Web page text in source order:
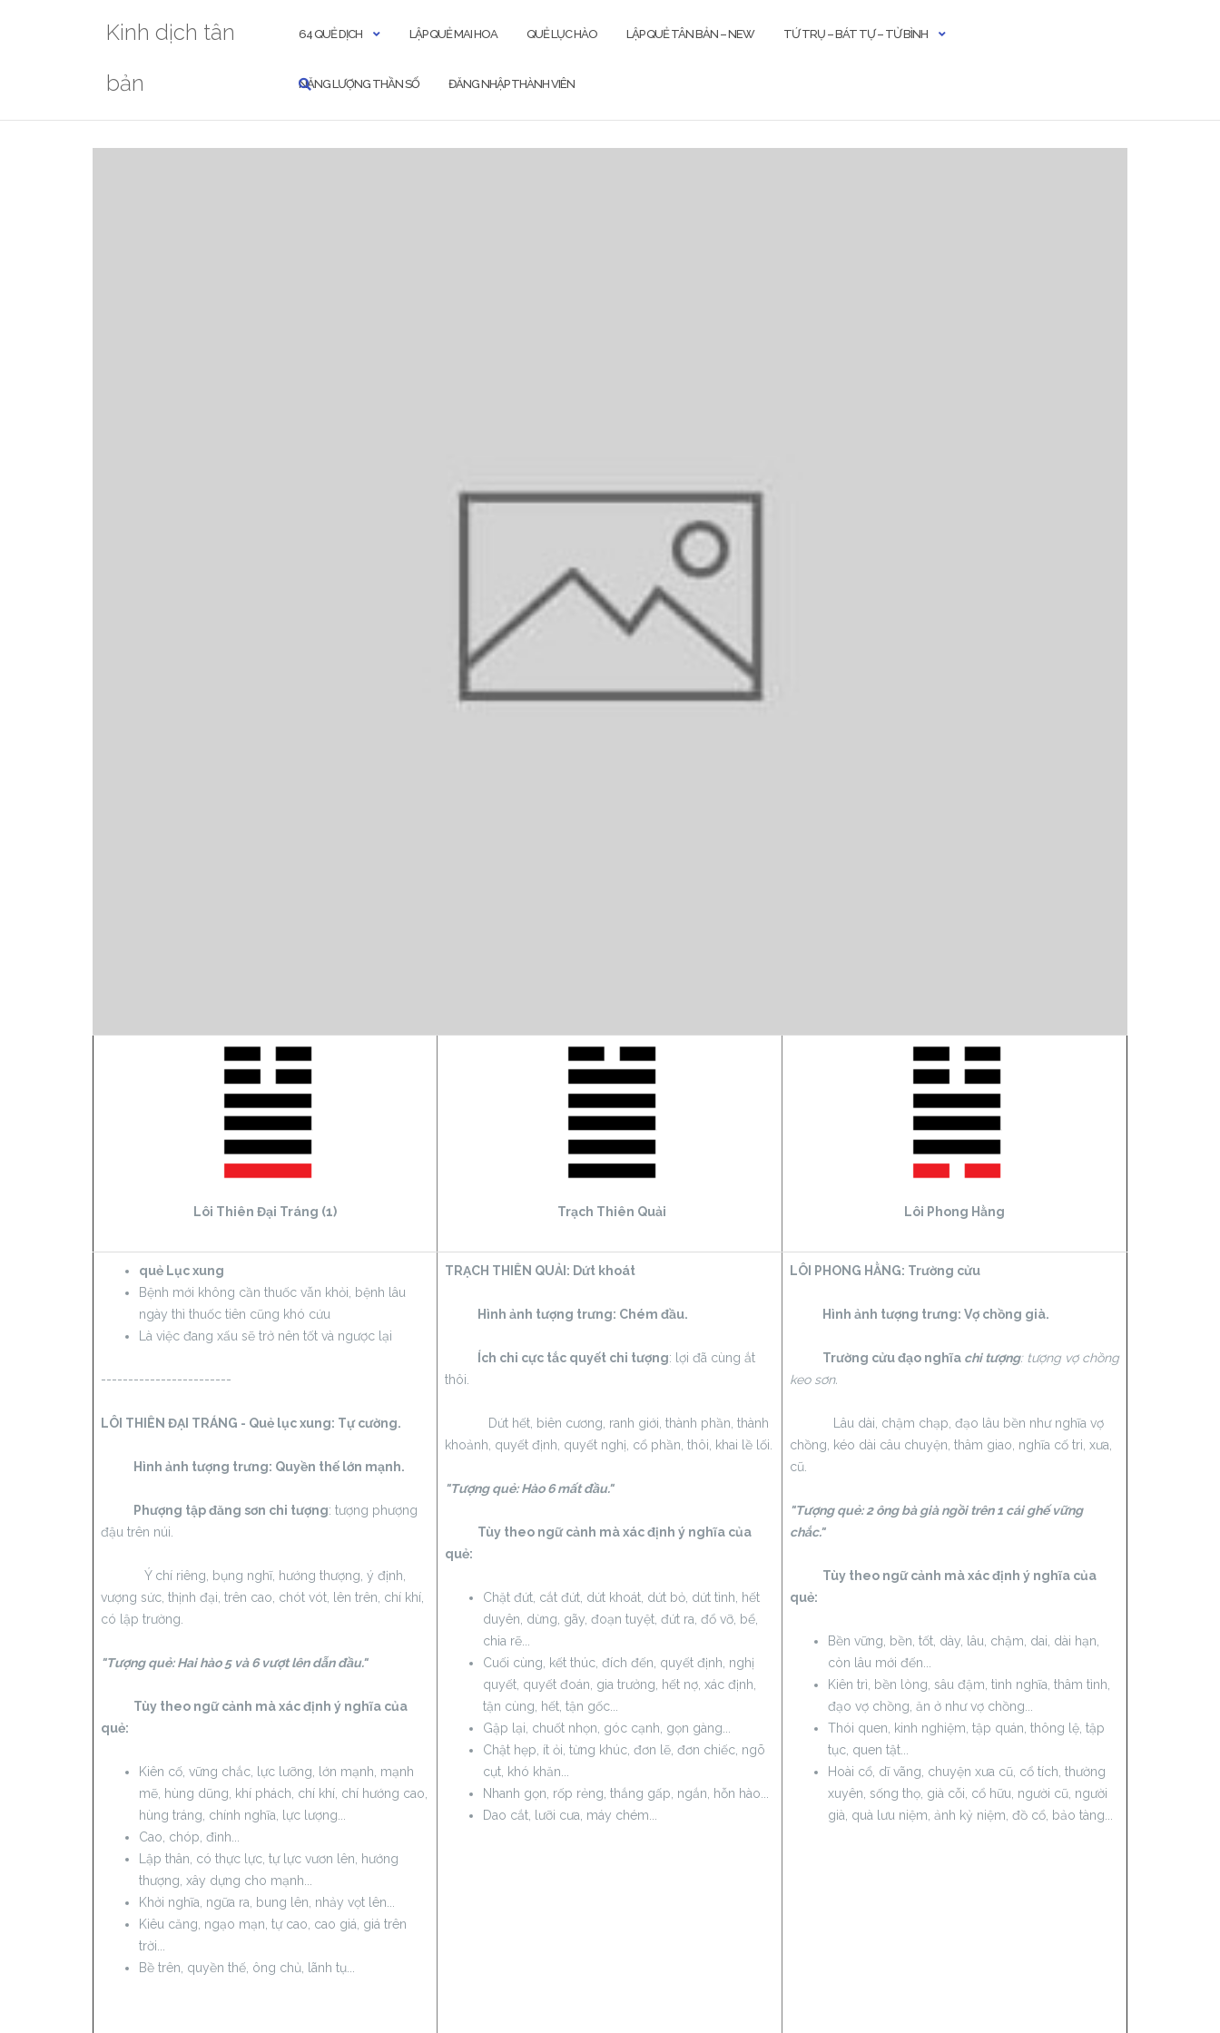
Kinh dịch tân
bản
64 QUẺ DỊCH LẬP QUẺ MAI HOA QUẺ LỤC HÀO LẬP QUẺ TÂN BẢN – NEW TỨ TRỤ – BÁT TỰ – TỬ BÌNH
NĂNG LƯỢNG THẦN SỐ ĐĂNG NHẬP THÀNH VIÊN
Lôi Thiên Đại Tráng (1) Trạch Thiên Quải Lôi Phong Hằng
quẻ Lục xung
Bệnh mới không cần thuốc vẫn khỏi, bệnh lâu
ngày thì thuốc tiên cũng khó cứu
Là việc đang xấu sẽ trở nên tốt và ngược lại
------------------------
LÔI THIÊN ĐẠI TRÁNG - Quẻ lục xung: Tự cường.
Hình ảnh tượng trưng: Quyền thế lớn mạnh.
Phượng tập đăng sơn chi tượng: tượng phượng
đậu trên núi.
Ý chí riêng, bụng nghĩ, hướng thượng, ý định,
vượng sức, thịnh đại, trên cao, chót vót, lên trên, chí khí,
có lập trường.
"Tượng quẻ: Hai hào 5 và 6 vượt lên dẫn đầu."
Tùy theo ngữ cảnh mà xác định ý nghĩa của
quẻ:
Kiên cố, vững chắc, lực lưỡng, lớn mạnh, mạnh
mẽ, hùng dũng, khí phách, chí khí, chí hướng cao,
hùng tráng, chính nghĩa, lực lượng...
Cao, chóp, đỉnh...
Lập thân, có thực lực, tự lực vươn lên, hướng
thượng, xây dựng cho mạnh...
Khởi nghĩa, ngữa ra, bung lên, nhảy vọt lên...
Kiêu căng, ngạo mạn, tự cao, cao giá, giá trên
trời...
Bề trên, quyền thế, ông chủ, lãnh tụ...
TRẠCH THIÊN QUẢI: Dứt khoát
Hình ảnh tượng trưng: Chém đầu.
Ích chi cực tắc quyết chi tượng: lợi đã cùng ắt
thôi.
Dứt hết, biên cương, ranh giới, thành phần, thành
khoảnh, quyết định, quyết nghị, cổ phần, thôi, khai lề lối.
"Tượng quẻ: Hào 6 mất đầu."
Tùy theo ngữ cảnh mà xác định ý nghĩa của
quẻ:
Chặt đứt, cắt đứt, dứt khoát, dứt bỏ, dứt tình, hết
duyên, dừng, gãy, đoạn tuyệt, đứt ra, đổ vỡ, bể,
chia rẽ...
Cuối cùng, kết thúc, đích đến, quyết định, nghị
quyết, quyết đoán, gia trưởng, hết nợ, xác định,
tận cùng, hết, tận gốc...
Gập lại, chuốt nhọn, góc cạnh, gọn gàng...
Chật hẹp, ít ỏi, từng khúc, đơn lẽ, đơn chiếc, ngõ
cụt, khó khăn...
Nhanh gọn, rốp rẻng, thắng gấp, ngắn, hỗn hào...
Dao cắt, lưỡi cưa, máy chém...
LÔI PHONG HẰNG: Trường cửu
Hình ảnh tượng trưng: Vợ chồng già.
Trường cửu đạo nghĩa chi tượng: tượng vợ chồng
keo sơn.
Lâu dài, chậm chạp, đạo lâu bền như nghĩa vợ
chồng, kéo dài câu chuyện, thâm giao, nghĩa cố tri, xưa,
cũ.
"Tượng quẻ: 2 ông bà già ngồi trên 1 cái ghế vững
chắc."
Tùy theo ngữ cảnh mà xác định ý nghĩa của
quẻ:
Bền vững, bền, tốt, dày, lâu, chậm, dai, dài hạn,
còn lâu mới đến...
Kiên trì, bền lòng, sâu đậm, tình nghĩa, thâm tình,
đạo vợ chồng, ăn ở như vợ chồng...
Thói quen, kinh nghiệm, tập quán, thông lệ, tập
tục, quen tật...
Hoài cổ, dĩ vãng, chuyện xưa cũ, cổ tích, thường
xuyên, sống thọ, già cỗi, cổ hữu, người cũ, người
già, quà lưu niệm, ảnh kỷ niệm, đồ cổ, bảo tàng...